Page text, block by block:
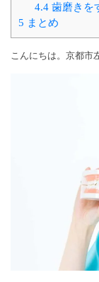
4.4歯磨きを
5 まとめ
こんにちは。京都市